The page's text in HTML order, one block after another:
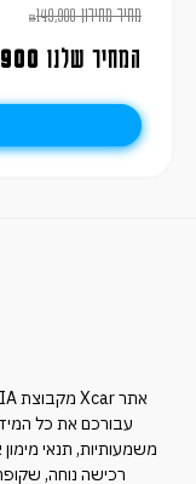
מחיר מחירון ₪149,900
המחיר שלנו
עבורכם את כל
משמעותיות, תנאי מימון
רכישה נוחה,